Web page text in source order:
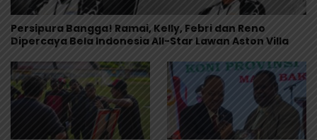
Persipura Bangga! Ramai, Kelly, Febri dan Reno
Dipercaya Bela Indonesia All-Star Lawan Aston Villa